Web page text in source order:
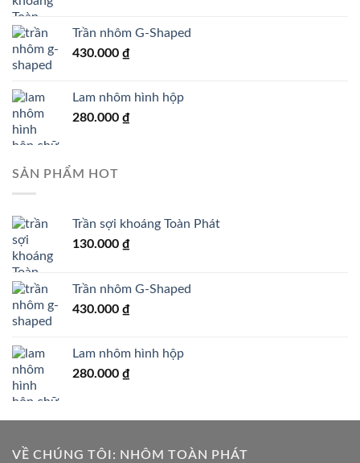
Trần nhôm G-Shaped
430.000 ₫
Lam nhôm hình hộp
280.000 ₫
SẢN PHẨM HOT
Trần sợi khoáng Toàn Phát
130.000 ₫
Trần nhôm G-Shaped
430.000 ₫
Lam nhôm hình hộp
280.000 ₫
VỀ CHÚNG TÔI: NHÔM TOÀN PHÁT